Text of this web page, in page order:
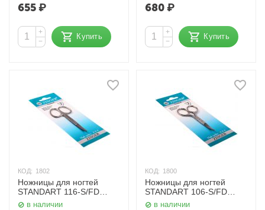
655₽
+
−
Купить
680₽
+
−
Купить
КОД: 1802
Ножницы для ногтей
STANDART 116-S/FD
Zinger
в наличии
КОД: 1800
Ножницы для ногтей
STANDART 106-S/FD
Zinger
в наличии